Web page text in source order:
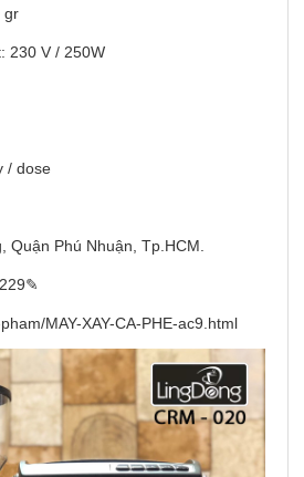
gr
230 V / 250W
/ dose
Quận Phú Nhuận, Tp.HCM.
MAY-XAY-CA-PHE-ac9.html